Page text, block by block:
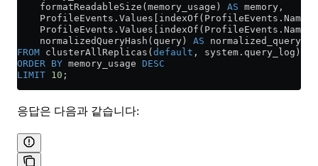
    formatReadableSize(memory_usage)
AS memory,
    ProfileEvents
. Values
    ProfileEvents
. Values
    normalizedQueryHash(query)
AS
FROM clusterAllReplicas(default , system . query_log )
ORDER BY memory_usage DESC
LIMIT 10 ;
응답은 다음과 같습니다: